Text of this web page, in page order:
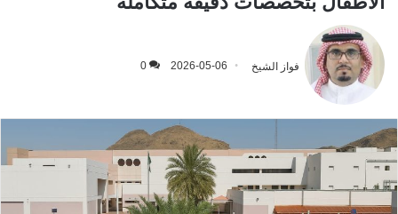
فواز الشيخ 2026-05-06
0